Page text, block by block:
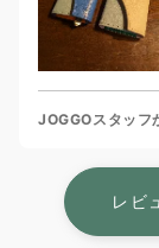
JOGGOスタッフ
レビ